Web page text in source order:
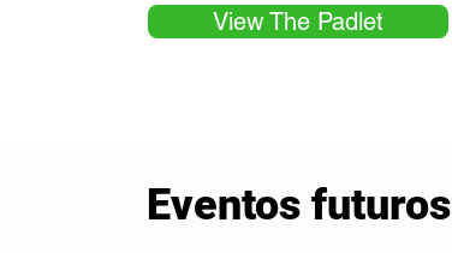
View The Padlet
Eventos futuros